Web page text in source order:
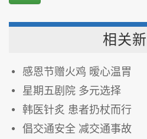
相关
感恩节赠火鸡 暧心温胃
星期五剧院 多元选择
韩医针炙 患者扔杖而行
倡交通安全 减交通事故